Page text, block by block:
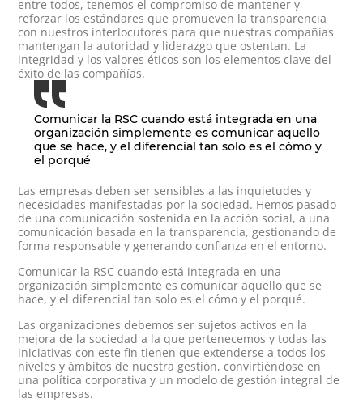
entre todos, tenemos el compromiso de mantener y
reforzar los estándares que promueven la transparencia
con nuestros interlocutores para que nuestras compañías
mantengan la autoridad y liderazgo que ostentan. La
integridad y los valores éticos son los elementos clave del
éxito de las compañías.
Comunicar la RSC cuando está integrada en una
organización simplemente es comunicar aquello
que se hace, y el diferencial tan solo es el cómo y
el porqué
Las empresas deben ser sensibles a las inquietudes y
necesidades manifestadas por la sociedad. Hemos pasado
de una comunicación sostenida en la acción social, a una
comunicación basada en la transparencia, gestionando de
forma responsable y generando confianza en el entorno.
Comunicar la RSC cuando está integrada en una
organización simplemente es comunicar aquello que se
hace, y el diferencial tan solo es el cómo y el porqué.
Las organizaciones debemos ser sujetos activos en la
mejora de la sociedad a la que pertenecemos y todas las
iniciativas con este fin tienen que extenderse a todos los
niveles y ámbitos de nuestra gestión, convirtiéndose en
una política corporativa y un modelo de gestión integral de
las empresas.